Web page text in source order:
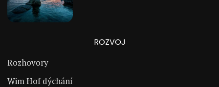
ROZVOJ
Rozhovory
Wim Hof dýchání